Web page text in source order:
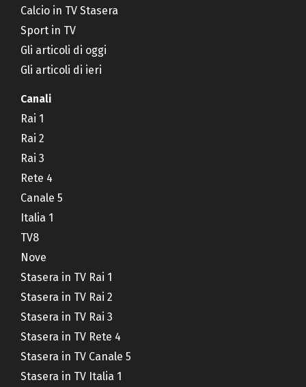
Calcio in TV Stasera
Sport in TV
Gli articoli di oggi
Gli articoli di ieri
Canali
Rai 1
Rai 2
Rai 3
Rete 4
Canale 5
Italia 1
TV8
Nove
Stasera in TV Rai 1
Stasera in TV Rai 2
Stasera in TV Rai 3
Stasera in TV Rete 4
Stasera in TV Canale 5
Stasera in TV Italia 1